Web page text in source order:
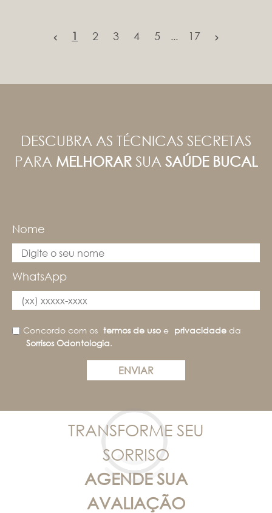
1 2 3 4 5 ... 17
DESCUBRA AS TÉCNICAS SECRETAS
PARA MELHORARSUA SAÚDE BUCAL
Nome
WhatsApp
Concordo com os termos de uso e privacidade da
Sorrisos Odontologia.
ENVIAR
TRANSFORME SEU
SORRISO
AGENDE SUA
AVALIAÇÃO